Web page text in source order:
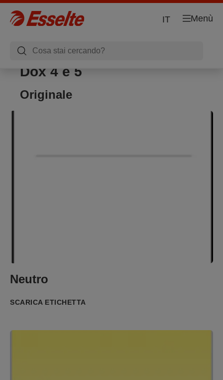
Menù
IT
Dox 4 e 5
Originale
Neutro
SCARICA ETICHETTA